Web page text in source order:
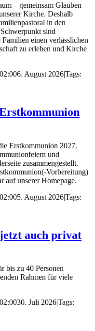
– gemeinsam Glauben
Kirche. Deshalb
in den
sind
einen verlässlichen
zu erleben und Kirche
6. August 2026|Tags:
Erstkommunion 2027.
und
zusammengestellt.
Vorbereitung)
auf unserer Homepage.
5. August 2026|Tags:
auch privat
bis zu 40 Personen
Rahmen für viele
30. Juli 2026|Tags: